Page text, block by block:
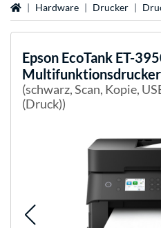
StartseiteHardware Drucker
Epson EcoTank ET-
Multifunktionsdrucker
(schwarz, Scan, Kopie,
(Druck))